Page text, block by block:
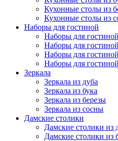
Кухонные столы из
Кухонные столы из
Наборы для гостиной
Наборы для
Наборы для
Наборы для
Наборы для
Зеркала
Зеркала из дуба
Зеркала из бука
Зеркала из березы
Зеркала из сосны
Дамские столики
Дамские столики из
Дамские столики из